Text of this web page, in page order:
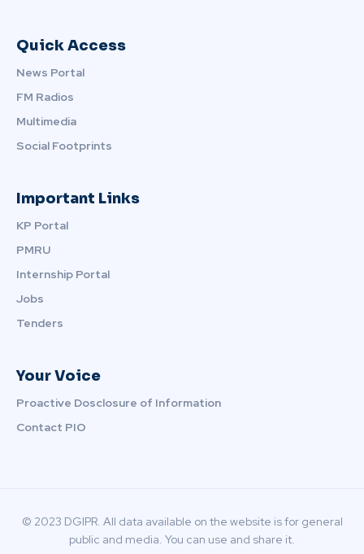
Quick Access
News Portal
FM Radios
Multimedia
Social Footprints
Important Links
KP Portal
PMRU
Internship Portal
Jobs
Tenders
Your Voice
Proactive Dosclosure of Information
Contact PIO
© 2023 DGIPR. All data available on the website is for general
public and media. You can use and share it.